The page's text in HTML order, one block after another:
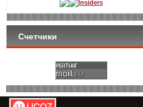
Insiders
Счетчики